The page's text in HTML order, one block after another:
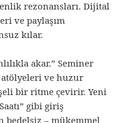
rezonansları. Dijital
ve paylaşım
kılar.
akar.” Seminer
ve huzur
bir ritme çevirir. Yeni
gibi giriş
bedelsiz – mükemmel